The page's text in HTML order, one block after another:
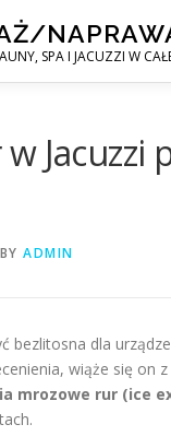
SPA I JACUZZI W
BY ADMIN
bezlitosna dla
wiąże się on
mrozowe rur (ice